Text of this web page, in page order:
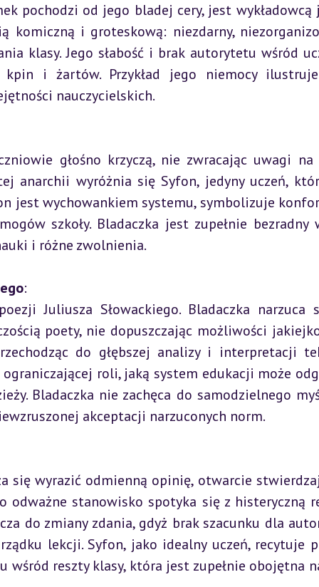
komiczną i groteskową: niezdarny,
klasy. Jego słabość i brak autorytetu wśród
i żartów. Przykład jego niemocy
nauczycielskich.
anarchii wyróżnia się Syfon, jedyny uczeń,
jest wychowankiem systemu, symbolizuje
szkoły. Bladaczka jest zupełnie bezradny
i różne zwolnienia.
:
poety, nie dopuszczając możliwości
do głębszej analizy i interpretacji
ograniczającej roli, jaką system edukacji może
Bladaczka nie zachęca do samodzielnego
akceptacji narzuconych norm.
odważne stanowisko spotyka się z histeryczną
do zmiany zdania, gdyż brak szacunku dla
lekcji. Syfon, jako idealny uczeń, recytuje
reszty klasy, która jest zupełnie obojętna